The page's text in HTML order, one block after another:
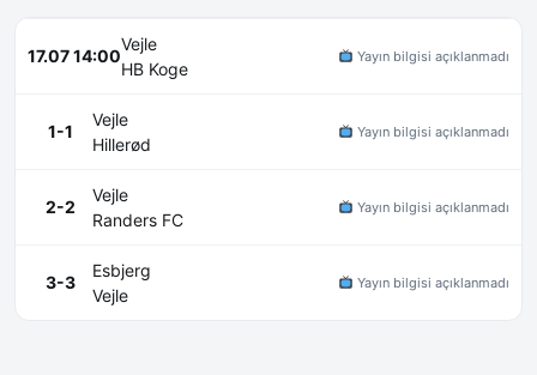
17.07 14:00
Vejle
HB Koge
Yayın bilgisi açıklanmadı
1-1
Vejle
Hillerød
Yayın bilgisi açıklanmadı
2-2
Vejle
Randers FC
Yayın bilgisi açıklanmadı
3-3
Esbjerg
Vejle
Yayın bilgisi açıklanmadı